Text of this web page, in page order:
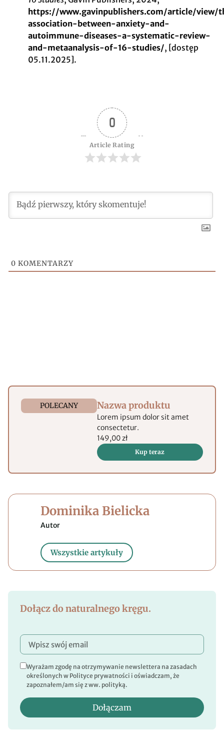
https://www.gavinpublishers.com/article/view/
association-between-anxiety-and-
autoimmune-diseases-a-systematic-review-
and-metaanalysis-of-16-studies/, [dostęp
05.11.2025].
0
Article Rating
0 KOMENTARZY
POLECANY Nazwa produktu
Lorem ipsum dolor sit amet
consectetur.
149,00 zł
Kup teraz
Dominika Bielicka
Wszystkie artykuły
Dołącz do naturalnego kręgu.
Wyrażam zgodę na otrzymywanie newslettera na zasadach
określonych w Polityce prywatności i oświadczam, że
zapoznałem/am się z ww. polityką.
Dołączam